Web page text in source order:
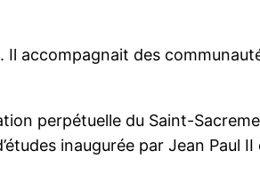
Il accompagnait des
perpétuelle du Saint-
inaugurée par Jean Paul